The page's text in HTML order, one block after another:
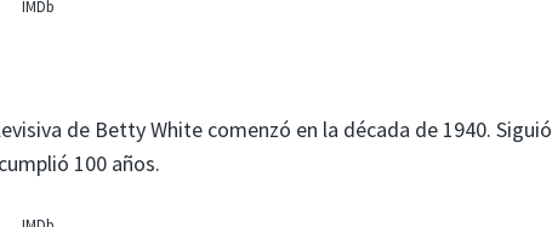
IMDb
de Betty White comenzó en la década de 1940. Siguió
100 años.